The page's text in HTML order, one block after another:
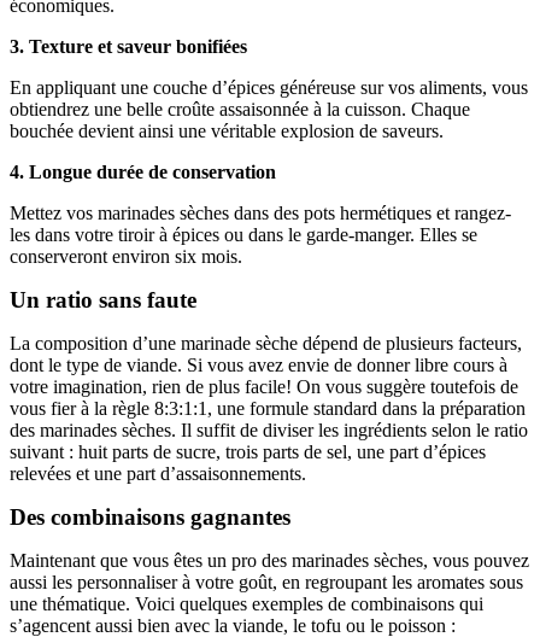
économiques.
3. Texture et saveur bonifiées
En appliquant une couche d’épices généreuse sur vos aliments, vous
obtiendrez une belle croûte assaisonnée à la cuisson. Chaque
bouchée devient ainsi une véritable explosion de saveurs.
4. Longue durée de conservation
Mettez vos marinades sèches dans des pots hermétiques et rangez-
les dans votre tiroir à épices ou dans le garde-manger. Elles se
conserveront environ six mois.
Un ratio sans faute
La composition d’une marinade sèche dépend de plusieurs facteurs,
dont le type de viande. Si vous avez envie de donner libre cours à
votre imagination, rien de plus facile! On vous suggère toutefois de
vous fier à la règle 8:3:1:1, une formule standard dans la préparation
des marinades sèches. Il suffit de diviser les ingrédients selon le ratio
suivant : huit parts de sucre, trois parts de sel, une part d’épices
relevées et une part d’assaisonnements.
Des combinaisons gagnantes
Maintenant que vous êtes un pro des marinades sèches, vous pouvez
aussi les personnaliser à votre goût, en regroupant les aromates sous
une thématique. Voici quelques exemples de combinaisons qui
s’agencent aussi bien avec la viande, le tofu ou le poisson :